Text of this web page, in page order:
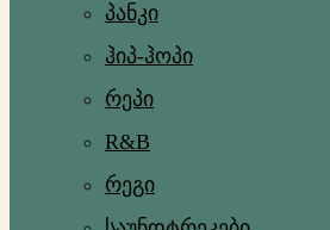
პანკი
ჰიპ-ჰოპი
რეპი
R&B
რეგი